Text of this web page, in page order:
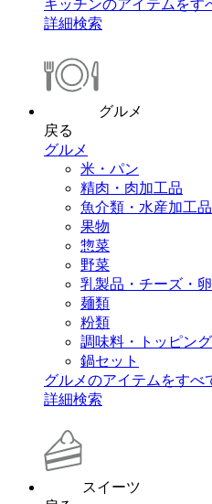
キッチンのアイテムをす
詳細検索
グルメ
戻る
グルメ
米・パン
精肉・肉加工品
魚介類・水産加工品
果物
惣菜
野菜
乳製品・チーズ・卵
麺類
粉類
調味料・トッピング
鍋セット
グルメのアイテムをすべ
詳細検索
スイーツ